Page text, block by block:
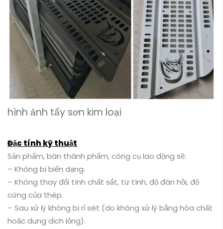
hình ảnh tẩy sơn kim loại
Đặc tính kỹ thuật
Sản phẩm, bán thành phẩm, công cụ lao động sẽ:
– Không bị biến dạng.
– Không thay đổi tính chất sắt, từ tính, độ đàn hồi, độ
cứng của thép.
hoặc dung dịch lỏng).
– Nếu là sản phẩm hoặc bán thành phẩm tái sử dụng thì
bề mặt xử lý không bị hư hại.
– Xử lý và giao hàng trong thời gian ngắn.